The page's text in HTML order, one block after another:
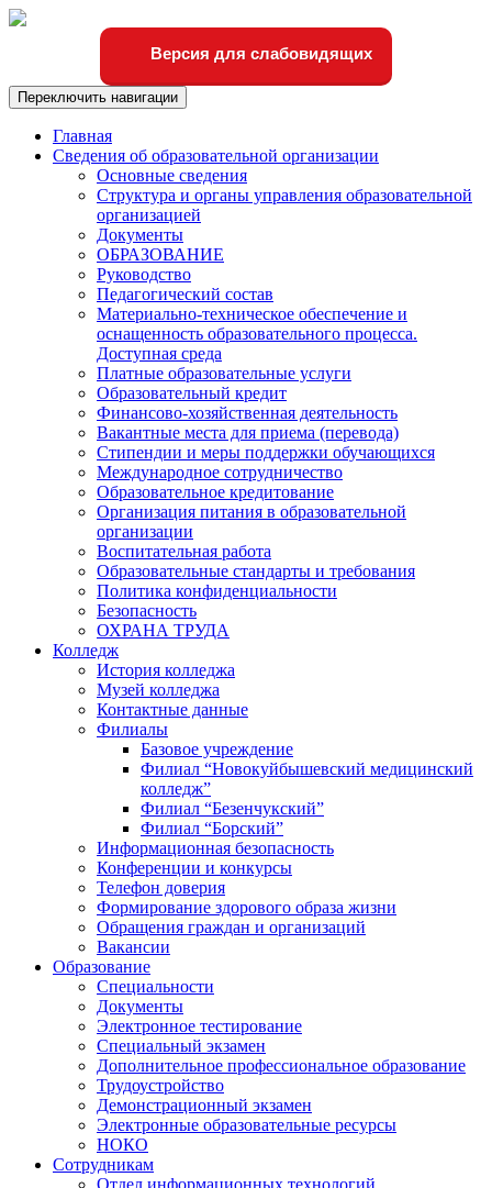
Версия для слабовидящих
Переключить навигации
Главная
Сведения об образовательной организации
Основные сведения
Структура и органы управления образовательной
организацией
Документы
ОБРАЗОВАНИЕ
Руководство
Педагогический состав
Материально-техническое обеспечение и
оснащенность образовательного процесса.
Доступная среда
Платные образовательные услуги
Образовательный кредит
Финансово-хозяйственная деятельность
Вакантные места для приема (перевода)
Стипендии и меры поддержки обучающихся
Международное сотрудничество
Образовательное кредитование
Организация питания в образовательной
организации
Воспитательная работа
Образовательные стандарты и требования
Политика конфиденциальности
Безопасность
ОХРАНА ТРУДА
Колледж
История колледжа
Музей колледжа
Контактные данные
Филиалы
Базовое учреждение
Филиал “Новокуйбышевский медицинский
колледж”
Филиал “Безенчукский”
Филиал “Борский”
Информационная безопасность
Конференции и конкурсы
Телефон доверия
Формирование здорового образа жизни
Обращения граждан и организаций
Вакансии
Образование
Специальности
Документы
Электронное тестирование
Специальный экзамен
Дополнительное профессиональное образование
Трудоустройство
Демонстрационный экзамен
Электронные образовательные ресурсы
НОКО
Сотрудникам
Отдел информационных технологий